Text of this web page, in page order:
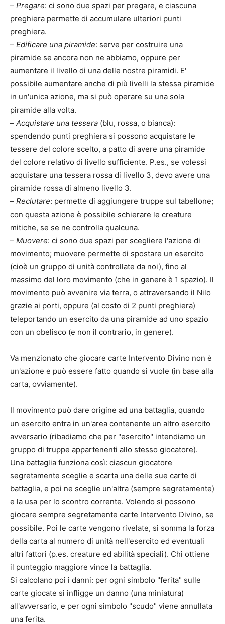
– Pregare: ci sono due spazi per pregare, e ciascuna
preghiera permette di accumulare ulteriori punti
preghiera.
– Edificare una piramide: serve per costruire una
piramide se ancora non ne abbiamo, oppure per
aumentare il livello di una delle nostre piramidi. E'
possibile aumentare anche di più livelli la stessa piramide
in un'unica azione, ma si può operare su una sola
piramide alla volta.
– Acquistare una tessera (blu, rossa, o bianca):
spendendo punti preghiera si possono acquistare le
tessere del colore scelto, a patto di avere una piramide
del colore relativo di livello sufficiente. P.es., se volessi
acquistare una tessera rossa di livello 3, devo avere una
piramide rossa di almeno livello 3.
– Reclutare: permette di aggiungere truppe sul tabellone;
con questa azione è possibile schierare le creature
mitiche, se se ne controlla qualcuna.
– Muovere: ci sono due spazi per scegliere l'azione di
movimento; muovere permette di spostare un esercito
(cioè un gruppo di unità controllate da noi), fino al
massimo del loro movimento (che in genere è 1 spazio). Il
movimento può avvenire via terra, o attraversando il Nilo
grazie ai porti, oppure (al costo di 2 punti preghiera)
teleportando un esercito da una piramide ad uno spazio
con un obelisco (e non il contrario, in genere).
Va menzionato che giocare carte Intervento Divino non è
un'azione e può essere fatto quando si vuole (in base alla
carta, ovviamente).
Il movimento può dare origine ad una battaglia, quando
un esercito entra in un'area contenente un altro esercito
avversario (ribadiamo che per "esercito" intendiamo un
gruppo di truppe appartenenti allo stesso giocatore).
Una battaglia funziona così: ciascun giocatore
segretamente sceglie e scarta una delle sue carte di
battaglia, e poi ne sceglie un'altra (sempre segretamente)
e la usa per lo scontro corrente. Volendo si possono
giocare sempre segretamente carte Intervento Divino, se
possibile. Poi le carte vengono rivelate, si somma la forza
della carta al numero di unità nell'esercito ed eventuali
altri fattori (p.es. creature ed abilità speciali). Chi ottiene
il punteggio maggiore vince la battaglia.
Si calcolano poi i danni: per ogni simbolo "ferita" sulle
carte giocate si infligge un danno (una miniatura)
all'avversario, e per ogni simbolo "scudo" viene annullata
una ferita.